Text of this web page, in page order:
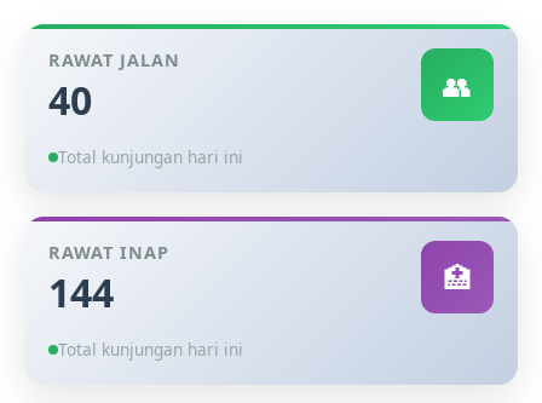
RAWAT JALAN
40 👥
Total kunjungan hari ini
RAWAT INAP
144 🏥
Total kunjungan hari ini